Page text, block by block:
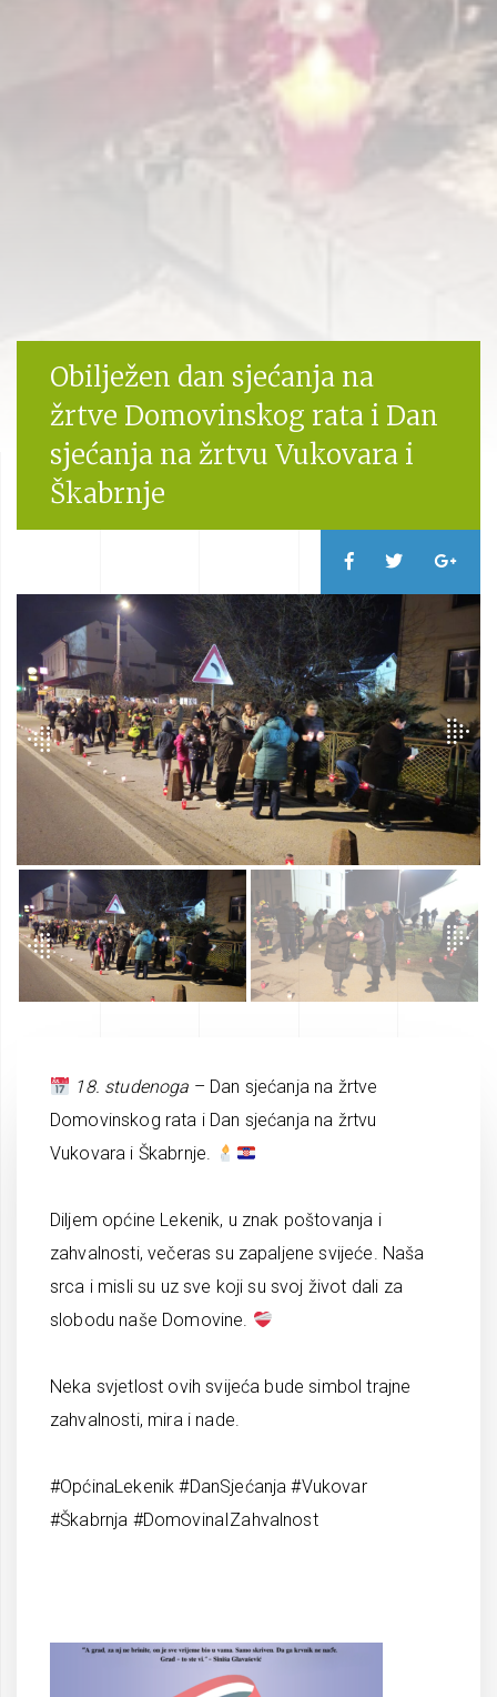
Obilježen dan sjećanja na
žrtve Domovinskog rata i Dan
sjećanja na žrtvu Vukovara i
Škabrnje
18. studenoga – Dan sjećanja na žrtve
Domovinskog rata i Dan sjećanja na žrtvu
Vukovara i Škabrnje.
Diljem općine Lekenik, u znak poštovanja i
zahvalnosti, večeras su zapaljene svijeće. Naša
srca i misli su uz sve koji su svoj život dali za
slobodu naše Domovine.
Neka svjetlost ovih svijeća bude simbol trajne
zahvalnosti, mira i nade.
#OpćinaLekenik #DanSjećanja #Vukovar
#Škabrnja #DomovinaIZahvalnost